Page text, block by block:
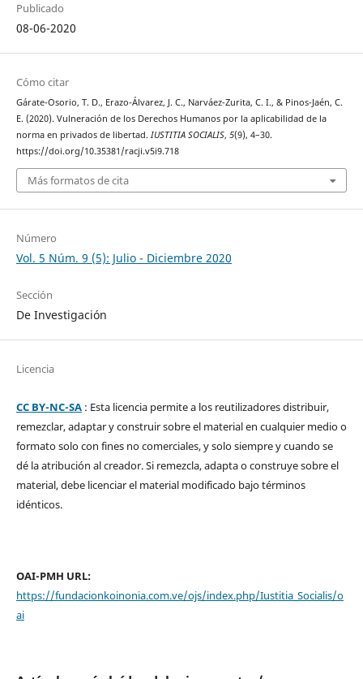
Publicado
08-06-2020
Cómo citar
Gárate-Osorio, T. D., Erazo-Álvarez, J. C., Narváez-Zurita, C. I., & Pinos-Jaén, C.
E. (2020). Vulneración de los Derechos Humanos por la aplicabilidad de la
norma en privados de libertad. IUSTITIA SOCIALIS, 5(9), 4–30.
https://doi.org/10.35381/racji.v5i9.718
Más formatos de cita
Número
Vol. 5 Núm. 9 (5): Julio - Diciembre 2020
Sección
De Investigación
Licencia
CC BY-NC-SA: Esta licencia permite a los reutilizadores distribuir,
remezclar, adaptar y construir sobre el material en cualquier medio o
formato solo con fines no comerciales, y solo siempre y cuando se
dé la atribución al creador. Si remezcla, adapta o construye sobre el
material, debe licenciar el material modificado bajo términos
idénticos.
OAI-PMH URL:
https://fundacionkoinonia.com.ve/ojs/index.php/Iustitia_Socialis/o
ai